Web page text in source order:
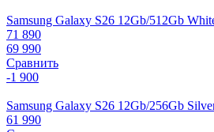
Samsung Galaxy S26 12Gb/512Gb
71 890
69 990
Сравнить
-1 900
Samsung Galaxy S26 12Gb/256Gb
61 990